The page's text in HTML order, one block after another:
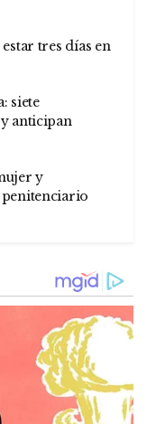
tres días en
siete
anticipan
y